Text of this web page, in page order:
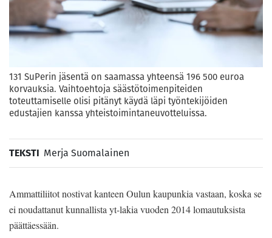
131 SuPerin jäsentä on saamassa yhteensä 196 500 euroa
korvauksia. Vaihtoehtoja säästötoimenpiteiden
toteuttamiselle olisi pitänyt käydä läpi työntekijöiden
edustajien kanssa yhteistoimintaneuvotteluissa.
TEKSTI Merja Suomalainen
Ammattiliitot nostivat kanteen Oulun kaupunkia vastaan, koska se
ei noudattanut kunnallista yt-lakia vuoden 2014 lomautuksista
päättäessään.